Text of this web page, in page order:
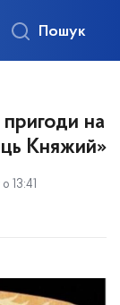
Пошук
пригоди на
Княжий»
13:41